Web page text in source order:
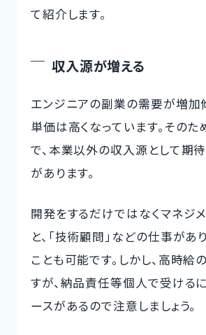
て紹介します。
収入源が増える
エンジニアの副業の需要が増加
単価は高くなっています。そのた
で、本業以外の収入源として期待
があります。
開発をするだけではなくマネジ
と、「技術顧問」などの仕事があ
ことも可能です。しかし、高時
すが、納品責任等個人で受ける
ースがあるので注意しましょう。